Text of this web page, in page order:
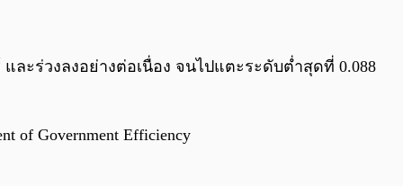
ละร่วงลงอย่างต่อเนื่อง จนไปแตะระดับต่ำสุดที่ 0.088
of Government Efficiency